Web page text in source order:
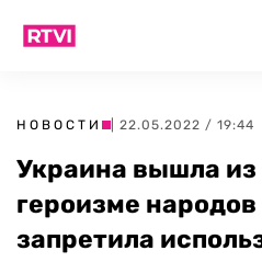
НОВОСТИ | 22.05.2022 / 19:44
Украина вышла из
героизме
запретила